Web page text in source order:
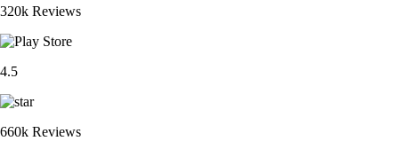
320k Reviews
4.5
660k Reviews